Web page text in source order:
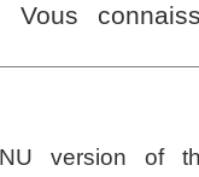
Vous
version of